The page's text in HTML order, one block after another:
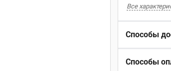
Все
Способы
Способы